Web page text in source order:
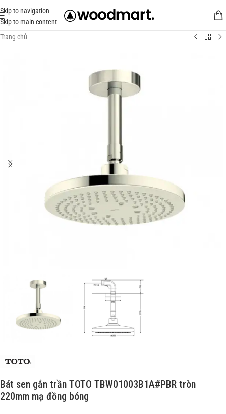
Skip to navigation
Skip to main content
Trang chủ
Bát sen gắn trần TOTO TBW01003B1A#PBR tròn
220mm mạ đồng bóng